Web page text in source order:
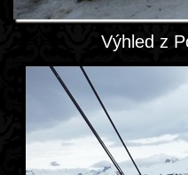
Výhled z